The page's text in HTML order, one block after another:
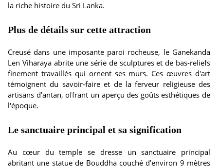
la riche histoire du Sri Lanka.
Plus de détails sur cette attraction
Creusé dans une imposante paroi rocheuse, le Ganekanda
Len Viharaya abrite une série de sculptures et de bas-reliefs
finement travaillés qui ornent ses murs. Ces œuvres d'art
témoignent du savoir-faire et de la ferveur religieuse des
artisans d'antan, offrant un aperçu des goûts esthétiques de
l'époque.
Le sanctuaire principal et sa signification
Au cœur du temple se dresse un sanctuaire principal
abritant une statue de Bouddha couché d'environ 9 mètres